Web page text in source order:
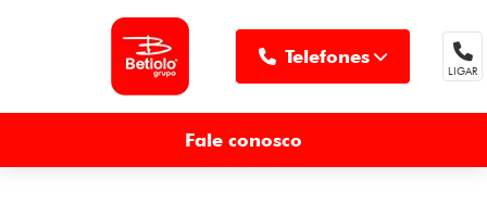
Telefones
LIGAR
Fale conosco